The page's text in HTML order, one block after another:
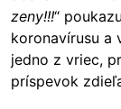
zeny!!!“
koronavírusu a
jedno z vriec,
príspevok